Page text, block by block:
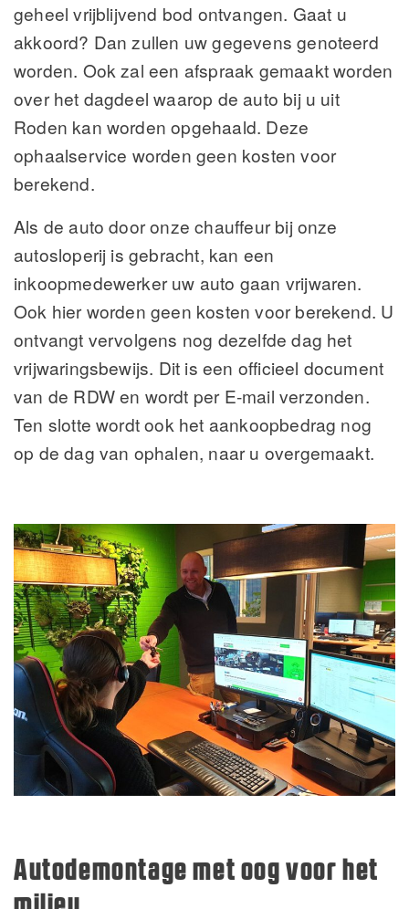
geheel vrijblijvend bod ontvangen. Gaat u
akkoord? Dan zullen uw gegevens genoteerd
worden. Ook zal een afspraak gemaakt worden
over het dagdeel waarop de auto bij u uit
Roden kan worden opgehaald. Deze
ophaalservice worden geen kosten voor
berekend.
Als de auto door onze chauffeur bij onze
autosloperij is gebracht, kan een
inkoopmedewerker uw auto gaan vrijwaren.
Ook hier worden geen kosten voor berekend. U
ontvangt vervolgens nog dezelfde dag het
vrijwaringsbewijs. Dit is een officieel document
van de RDW en wordt per E-mail verzonden.
Ten slotte wordt ook het aankoopbedrag nog
op de dag van ophalen, naar u overgemaakt.
Autodemontage met oog voor het